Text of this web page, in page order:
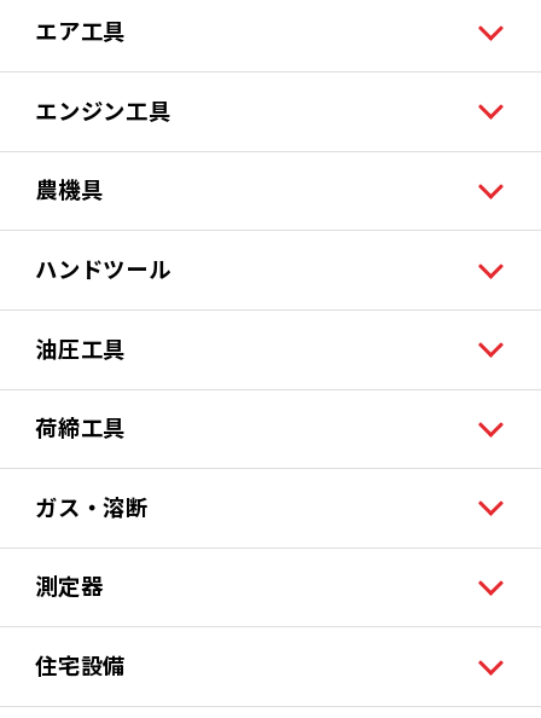
エア工具
エンジン工具
農機具
ハンドツール
油圧工具
荷締工具
ガス・溶断
測定器
住宅設備